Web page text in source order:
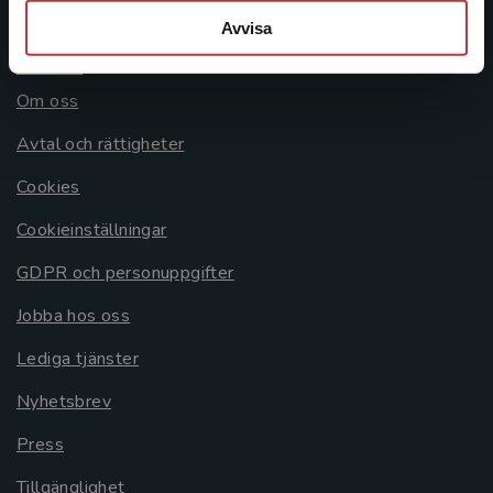
Avvisa
Allmänna länkar
Om oss
Avtal och rättigheter
Cookies
Cookieinställningar
GDPR och personuppgifter
Jobba hos oss
Lediga tjänster
Nyhetsbrev
Press
Tillgänglighet